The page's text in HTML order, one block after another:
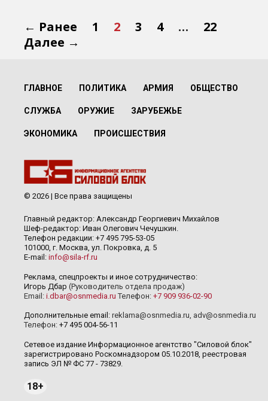
← Ранее 1 2 3 4 …
22
Далее →
ГЛАВНОЕ ПОЛИТИКА АРМИЯ ОБЩЕСТВО
СЛУЖБА ОРУЖИЕ ЗАРУБЕЖЬЕ
ЭКОНОМИКА ПРОИСШЕСТВИЯ
© 2026 | Все права защищены
Главный редактор: Александр Георгиевич Михайлов
Шеф-редактор: Иван Олегович Чечушкин.
Телефон редакции: +7 495 795-53-05
101000, г. Москва, ул. Покровка, д. 5
E-mail: info@sila-rf.ru
Реклама, спецпроекты и иное сотрудничество:
Игорь Дбар (Руководитель отдела продаж)
Email: i.dbar@osnmedia.ru Телефон: +7 909 936-02-90
Дополнительные email: reklama@osnmedia.ru, adv@osnmedia.ru
Телефон: +7 495 004-56-11
Сетевое издание Информационное агентство "Силовой блок"
зарегистрировано Роскомнадзором 05.10.2018, реестровая
запись ЭЛ № ФС 77 - 73829.
18+